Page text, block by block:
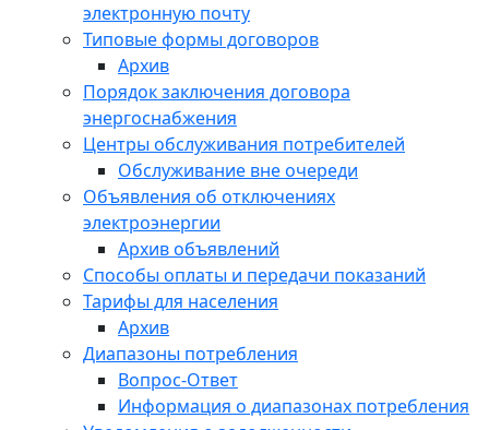
электронную почту
Типовые формы договоров
Архив
Порядок заключения договора
энергоснабжения
Центры обслуживания потребителей
Обслуживание вне очереди
Объявления об отключениях
электроэнергии
Архив объявлений
Способы оплаты и передачи показаний
Тарифы для населения
Архив
Диапазоны потребления
Вопрос-Ответ
Информация о диапазонах потребления